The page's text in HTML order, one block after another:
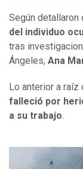
Según detallaron
del individuo
tras
Ángeles, Ana
Lo anterior a raíz
falleció por
a su trabajo.